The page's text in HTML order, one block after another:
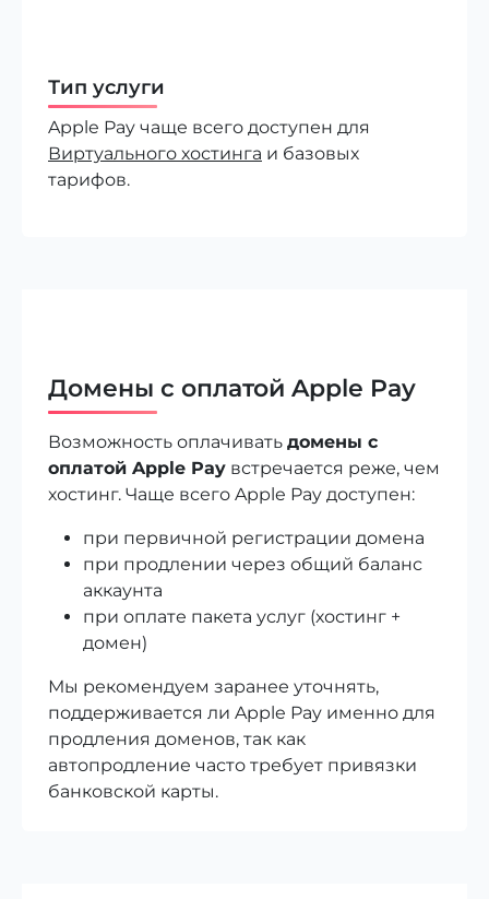
Тип услуги
Apple Pay чаще всего доступен для
Виртуального хостинга и базовых
тарифов.
Домены с оплатой Apple Pay
Возможность оплачивать домены с
оплатой Apple Pay встречается реже, чем
хостинг. Чаще всего Apple Pay доступен:
при первичной регистрации домена
при продлении через общий баланс
аккаунта
при оплате пакета услуг (хостинг +
домен)
Мы рекомендуем заранее уточнять,
поддерживается ли Apple Pay именно для
продления доменов, так как
автопродление часто требует привязки
банковской карты.